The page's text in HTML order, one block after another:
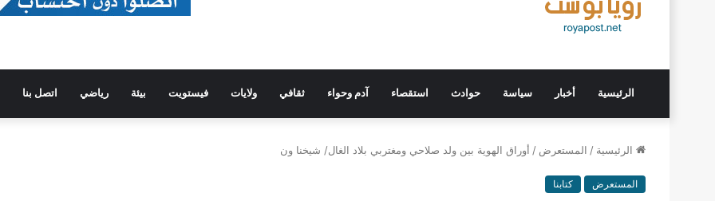
الرئيسية أخبار سياسة حوادث استقصاء آدم وحواء ثقافي ولايات فيستويت بيئة رياضي اتصل بنا
الرئيسية / المستعرض / أوراق الهوية بين ولد صلاحي ومغتربي بلاد الغال/ شيخنا ون
المستعرض كتابنا